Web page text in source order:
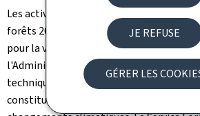
JE REFUSE
GÉRER LES
Les activités dans le cadre de la
forêts 2022 ont eu pour but de montrer
pour la valorisation du bois local.
l'Administration de la nature et des
techniques de gestion durable des
constituer des forêts diversifiées et